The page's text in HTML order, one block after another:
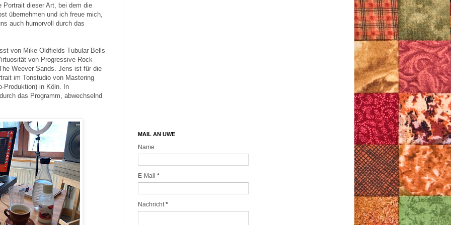
dieser Art, bei dem die
übernehmen und ich freue mich,
auch humorvoll durch das
von Mike Oldfields Tubular Bells
von Progressive Rock
Weever Sands. Jens ist für die
im Tonstudio von Mastering
Produktion) in Köln. In
das Programm, abwechselnd
MAIL AN UWE
Name
E-Mail *
Nachricht*